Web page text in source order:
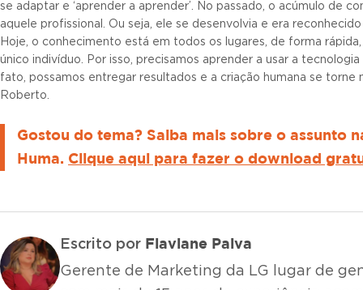
se adaptar e ‘aprender a aprender’. No passado, o acúmulo de
aquele profissional. Ou seja, ele se desenvolvia e era
Hoje, o conhecimento está em todos os lugares, de forma
único indivíduo. Por isso, precisamos aprender a usar a
fato, possamos entregar resultados e a criação humana se torne
Roberto.
Gostou do tema? Saiba mais sobre o assunto
Huma. Clique aqui para fazer o download
Escrito por Flaviane Paiva
Gerente de Marketing da LG lugar de